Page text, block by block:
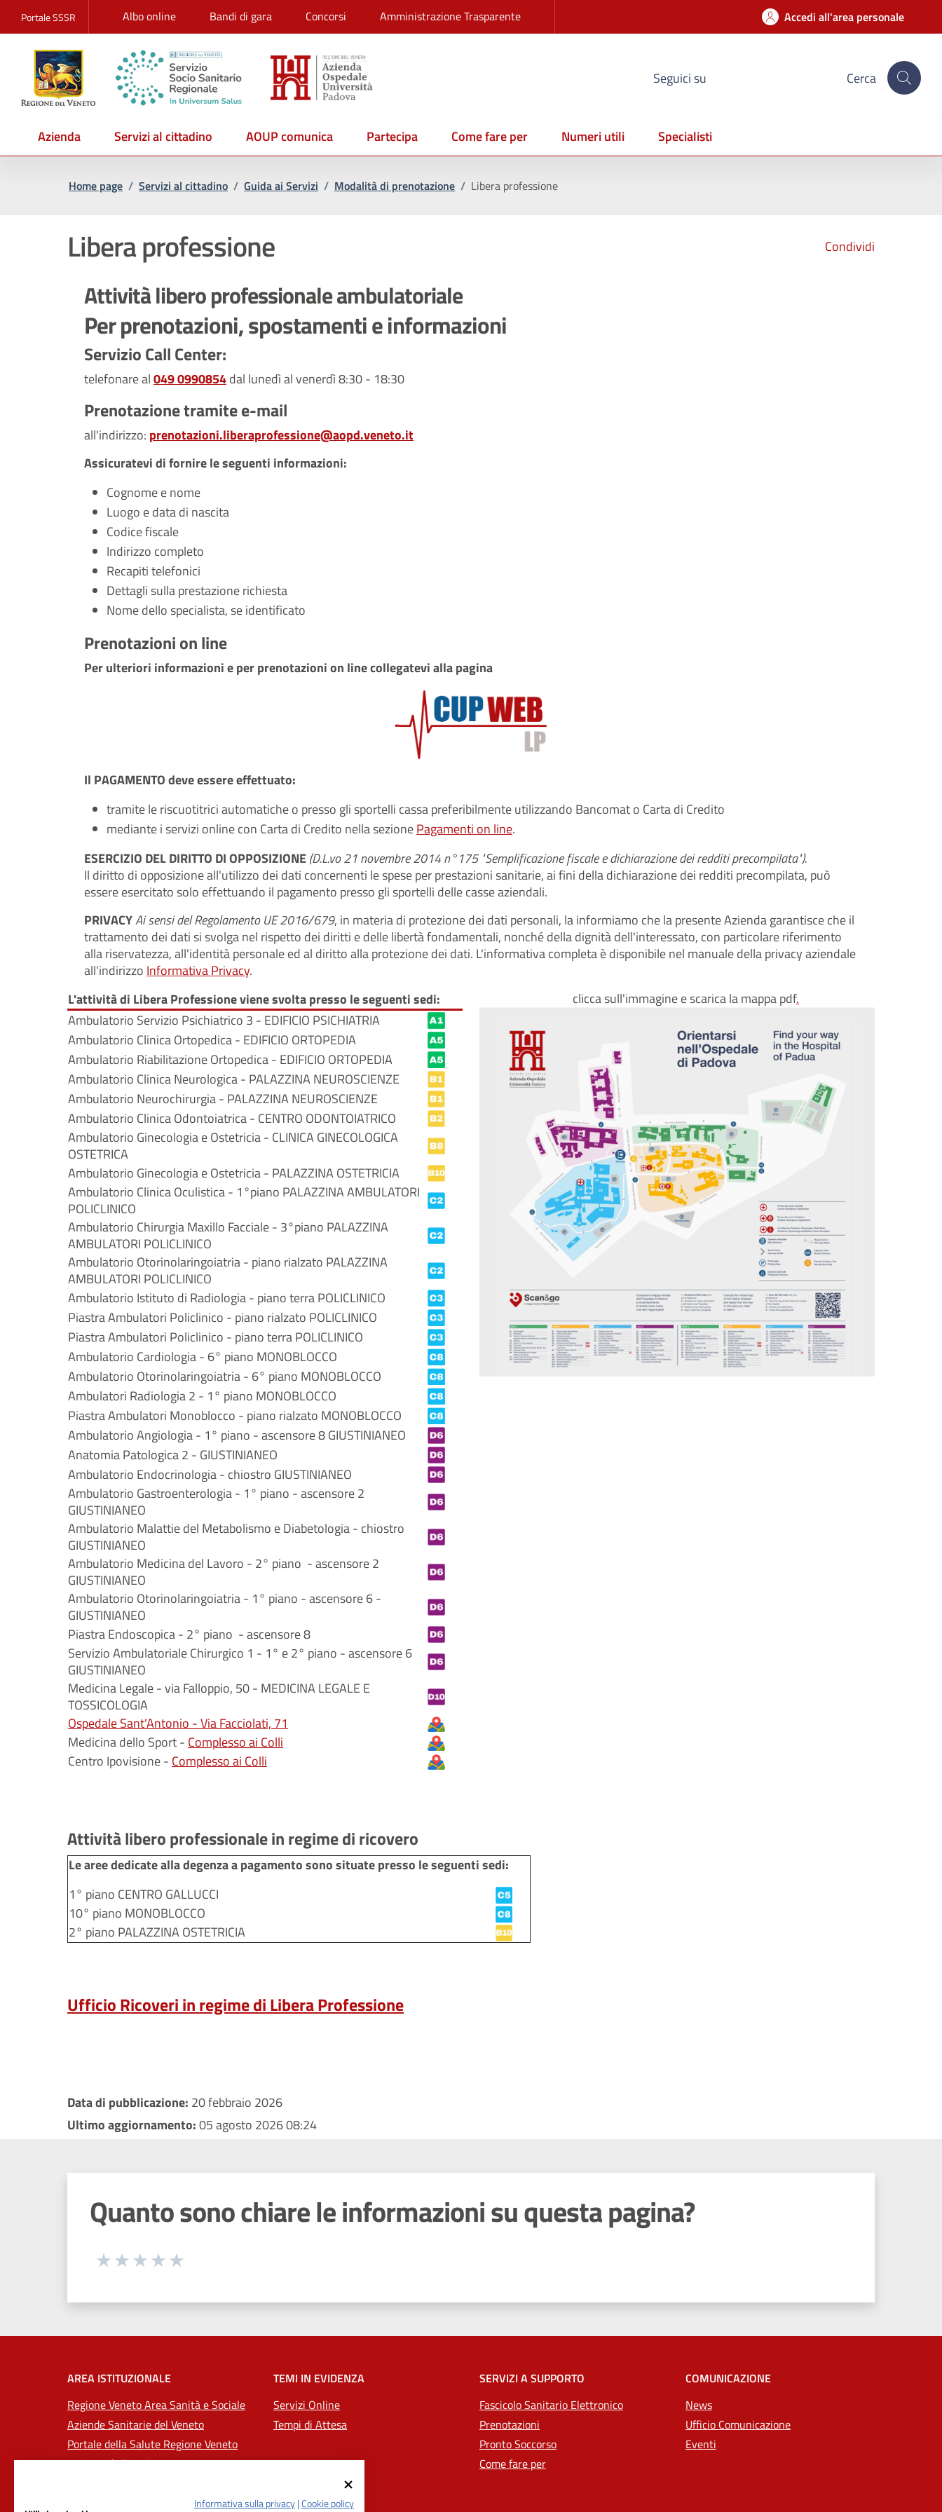
Portale SSSR Albo online Bandi di gara Concorsi Amministrazione Trasparente Accedi all'area personale
Seguici su Cerca
Azienda Servizi al cittadino AOUP comunica Partecipa Come fare per Numeri utili Specialisti
Home page / Servizi al cittadino / Guida ai Servizi / Modalità di prenotazione / Libera professione
Condividi
Libera professione
Attività libero professionale ambulatoriale
Per prenotazioni, spostamenti e informazioni
Servizio Call Center:
telefonare al049 0990854dal lunedì al venerdì 8:30 - 18:30
Prenotazione tramite e-mail
all'indirizzo: prenotazioni.liberaprofessione@aopd.veneto.it
Assicuratevi di fornire le seguenti informazioni:
Cognome e nome
Luogo e data di nascita
Codice fiscale
Indirizzo completo
Recapiti telefonici
Dettagli sulla prestazione richiesta
Nome dello specialista, se identificato
Prenotazioni on line
Per ulteriori informazioni e per prenotazioni on line collegatevi alla pagina
Il PAGAMENTO deve essere effettuato:
tramite le riscuotitrici automatiche o presso gli sportelli cassa preferibilmente utilizzando Bancomat o Carta di Credito
mediante i servizi online con Carta di Credito nella sezionePagamenti on line.
ESERCIZIO DEL DIRITTO DI OPPOSIZIONE(D.L.vo 21 novembre 2014 n°175 "Semplificazione fiscale e dichiarazione dei redditi precompilata").
Il diritto di opposizione all'utilizzo dei dati concernenti le spese per prestazioni sanitarie, ai fini della dichiarazione dei redditi precompilata, può
essere esercitato solo effettuando il pagamento presso gli sportelli delle casse aziendali.
PRIVACYAi sensi del Regolamento UE 2016/679, in materia di protezione dei dati personali, la informiamo che la presente Azienda garantisce che il
trattamento dei dati si svolga nel rispetto dei diritti e delle libertà fondamentali, nonché della dignità dell'interessato, con particolare riferimento
alla riservatezza, all'identità personale ed al diritto alla protezione dei dati. L'informativa completa è disponibile nel manuale della privacy aziendale
all'indirizzo Informativa Privacy.
L'attività di Libera Professione viene svolta presso le seguenti sedi:
Ambulatorio Servizio Psichiatrico 3 - EDIFICIO PSICHIATRIA
Ambulatorio Clinica Ortopedica - EDIFICIO ORTOPEDIA
Ambulatorio Riabilitazione Ortopedica - EDIFICIO ORTOPEDIA
Ambulatorio Clinica Neurologica - PALAZZINA NEUROSCIENZE
Ambulatorio Neurochirurgia - PALAZZINA NEUROSCIENZE
Ambulatorio Clinica Odontoiatrica - CENTRO ODONTOIATRICO
Ambulatorio Ginecologia e Ostetricia - CLINICA GINECOLOGICA
OSTETRICA
Ambulatorio Ginecologia e Ostetricia - PALAZZINA OSTETRICIA
Ambulatorio Clinica Oculistica - 1°piano PALAZZINA AMBULATORI
POLICLINICO
Ambulatorio Chirurgia Maxillo Facciale - 3°piano PALAZZINA
AMBULATORI POLICLINICO
Ambulatorio Otorinolaringoiatria - piano rialzato PALAZZINA
AMBULATORI POLICLINICO
Ambulatorio Istituto di Radiologia - piano terra POLICLINICO
Piastra Ambulatori Policlinico - piano rialzato POLICLINICO
Piastra Ambulatori Policlinico - piano terra POLICLINICO
Ambulatorio Cardiologia - 6° piano MONOBLOCCO
Ambulatorio Otorinolaringoiatria - 6° piano MONOBLOCCO
Ambulatori Radiologia 2 - 1° piano MONOBLOCCO
Piastra Ambulatori Monoblocco - piano rialzato MONOBLOCCO
Ambulatorio Angiologia - 1° piano - ascensore 8 GIUSTINIANEO
Anatomia Patologica 2 - GIUSTINIANEO
Ambulatorio Endocrinologia - chiostro GIUSTINIANEO
Ambulatorio Gastroenterologia - 1° piano - ascensore 2
GIUSTINIANEO
Ambulatorio Malattie del Metabolismo e Diabetologia - chiostro
GIUSTINIANEO
Ambulatorio Medicina del Lavoro - 2° piano - ascensore 2
GIUSTINIANEO
Ambulatorio Otorinolaringoiatria - 1° piano - ascensore 6 -
GIUSTINIANEO
Piastra Endoscopica - 2° piano - ascensore 8
Servizio Ambulatoriale Chirurgico 1 - 1° e 2° piano - ascensore 6
GIUSTINIANEO
Medicina Legale - via Falloppio, 50 - MEDICINA LEGALE E
TOSSICOLOGIA
Ospedale Sant'Antonio - Via Facciolati, 71
Medicina dello Sport - Complesso ai Colli
Centro Ipovisione - Complesso ai Colli
clicca sull'immagine e scarica la mappa pdf.
Attività libero professionale in regime di ricovero
Le aree dedicate alladegenza a pagamentosono situate presso le seguenti sedi:
1° piano CENTRO GALLUCCI
10° piano MONOBLOCCO
2° piano PALAZZINA OSTETRICIA
Ufficio Ricoveri in regime di Libera Professione
Data di pubblicazione: 20 febbraio 2026
Ultimo aggiornamento:05 agosto 2026 08:24
Quanto sono chiare le informazioni su questa pagina?
Seleziona una valutazione da 1 a 5 stelle
AREA ISTITUZIONALE
Regione Veneto Area Sanità e Sociale
Aziende Sanitarie del Veneto
Portale della Salute Regione Veneto
Università di Padova
TEMI IN EVIDENZA
Servizi Online
Tempi di Attesa
SERVIZI A SUPPORTO
Fascicolo Sanitario Elettronico
Prenotazioni
Pronto Soccorso
Come fare per
COMUNICAZIONE
News
Ufficio Comunicazione
Eventi
Informativa sulla privacy|Cookie policy